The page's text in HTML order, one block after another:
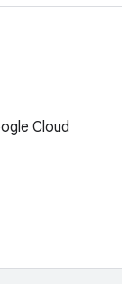
Cloud